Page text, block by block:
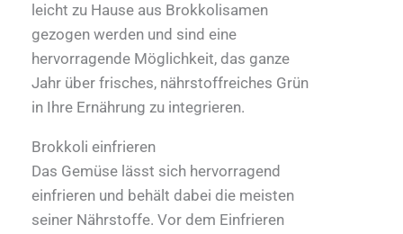
leicht zu Hause aus Brokkolisamen
gezogen werden und sind eine
hervorragende Möglichkeit, das ganze
Jahr über frisches, nährstoffreiches Grün
in Ihre Ernährung zu integrieren.
Brokkoli einfrieren
Das Gemüse lässt sich hervorragend
einfrieren und behält dabei die meisten
seiner Nährstoffe. Vor dem Einfrieren